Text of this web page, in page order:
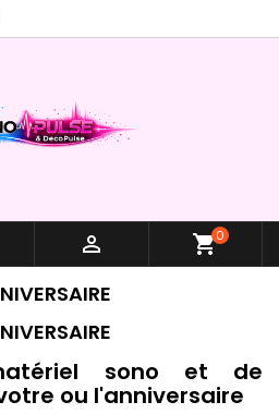
 shopping_cart0
sono et de
ou l'anniversaire
d'envies ×
×
d'envies ×
×
pour ajouter des produits